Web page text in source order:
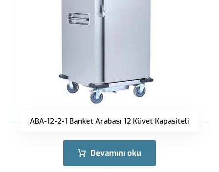
ABA-12-2-1 Banket Arabası 12 Küvet Kapasiteli
Devamını oku